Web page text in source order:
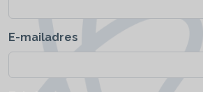
E-mailadres